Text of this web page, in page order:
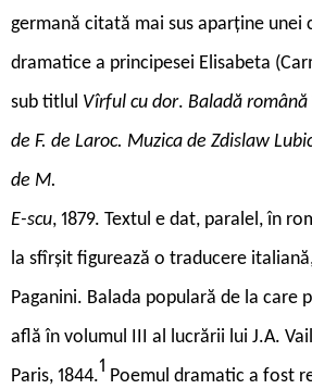
germană citată mai sus aparține unei
dramatice a principesei Elisabeta
sub titlul Vîrful cu dor. Baladă
de F. de Laroc. Muzica de Zdislaw
de M.
E-scu, 1879. Textul e dat, paralel, în
la sfîrșit figurează o traducere
Paganini. Balada populară de la care
află în volumul III al lucrării lui J.A.
Paris, 1844.1 Poemul dramatic a fost